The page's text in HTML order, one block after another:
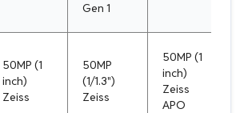
Gen 1
50MP (1
inch)
Zeiss
50MP
(1/1.3")
Zeiss
50MP (1
inch)
Zeiss
APO